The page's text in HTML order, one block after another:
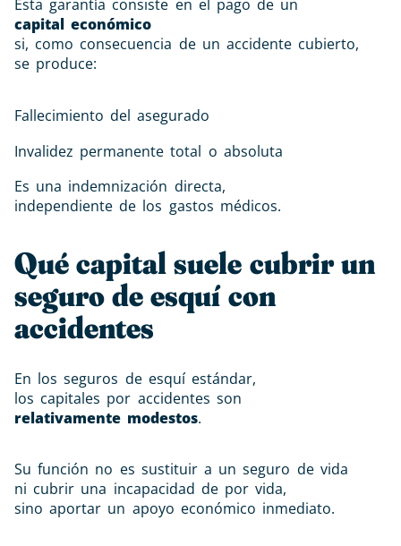
Esta garantía consiste en el pago de un
capital económico
si, como consecuencia de un accidente cubierto,
se produce:
Fallecimiento del asegurado
Invalidez permanente total o absoluta
Es una indemnización directa,
independiente de los gastos médicos.
Qué capital suele cubrir un
seguro de esquí con
accidentes
En los seguros de esquí estándar,
los capitales por accidentes son
relativamente modestos.
Su función no es sustituir a un seguro de vida
ni cubrir una incapacidad de por vida,
sino aportar un apoyo económico inmediato.